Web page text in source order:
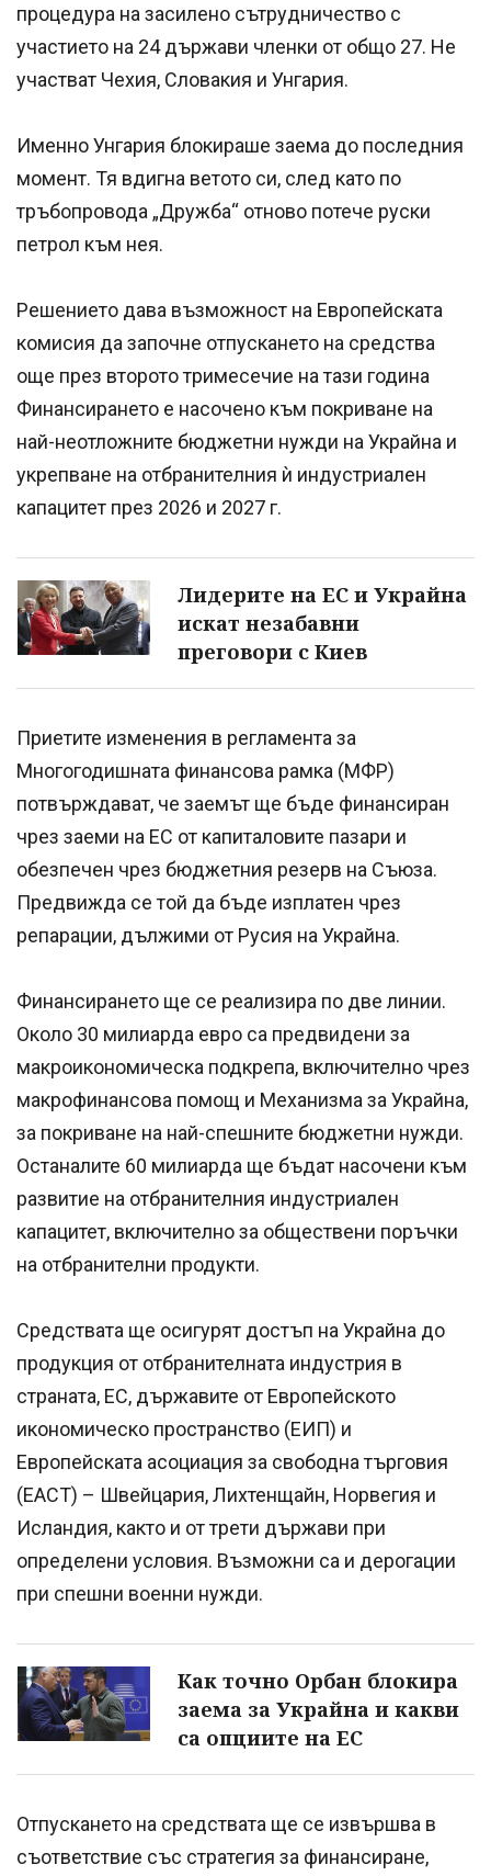
процедура на засилено сътрудничество с
участието на 24 държави членки от общо 27. Не
участват Чехия, Словакия и Унгария.
Именно Унгария блокираше заема до последния
момент. Тя вдигна ветото си, след като по
тръбопровода „Дружба“ отново потече руски
петрол към нея.
Решението дава възможност на Европейската
комисия да започне отпускането на средства
още през второто тримесечие на тази година
Финансирането е насочено към покриване на
най-неотложните бюджетни нужди на Украйна и
укрепване на отбранителния ѝ индустриален
капацитет през 2026 и 2027 г.
Лидерите на ЕС и Украйна
искат незабавни
преговори с Киев
Приетите изменения в регламента за
Многогодишната финансова рамка (МФР)
потвърждават, че заемът ще бъде финансиран
чрез заеми на ЕС от капиталовите пазари и
обезпечен чрез бюджетния резерв на Съюза.
Предвижда се той да бъде изплатен чрез
репарации, дължими от Русия на Украйна.
Финансирането ще се реализира по две линии.
Около 30 милиарда евро са предвидени за
макроикономическа подкрепа, включително чрез
макрофинансова помощ и Механизма за Украйна,
за покриване на най-спешните бюджетни нужди.
Останалите 60 милиарда ще бъдат насочени към
развитие на отбранителния индустриален
капацитет, включително за обществени поръчки
на отбранителни продукти.
Средствата ще осигурят достъп на Украйна до
продукция от отбранителната индустрия в
страната, ЕС, държавите от Европейското
икономическо пространство (ЕИП) и
Европейската асоциация за свободна търговия
(ЕАСТ) – Швейцария, Лихтенщайн, Норвегия и
Исландия, както и от трети държави при
определени условия. Възможни са и дерогации
при спешни военни нужди.
Как точно Орбан блокира
заема за Украйна и какви
са опциите на ЕС
Отпускането на средствата ще се извършва в
съответствие със стратегия за финансиране,